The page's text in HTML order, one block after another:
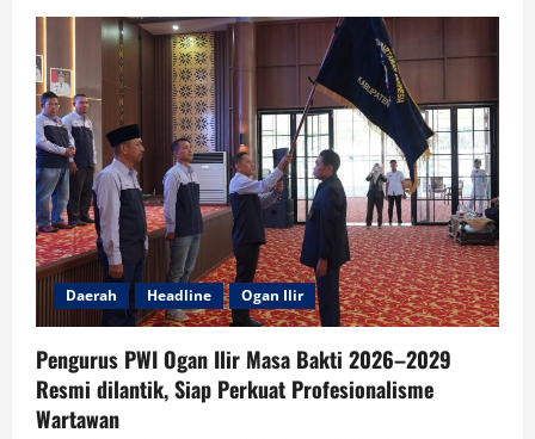
Daerah Headline Ogan Ilir
Pengurus PWI Ogan Ilir Masa Bakti 2026–2029
Resmi dilantik, Siap Perkuat Profesionalisme
Wartawan